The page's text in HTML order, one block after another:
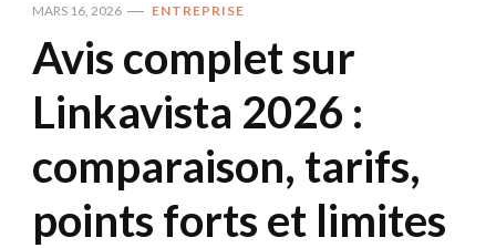
MARS 16, 2026 ENTREPRISE
Avis complet sur
Linkavista 2026 :
comparaison, tarifs,
points forts et limites